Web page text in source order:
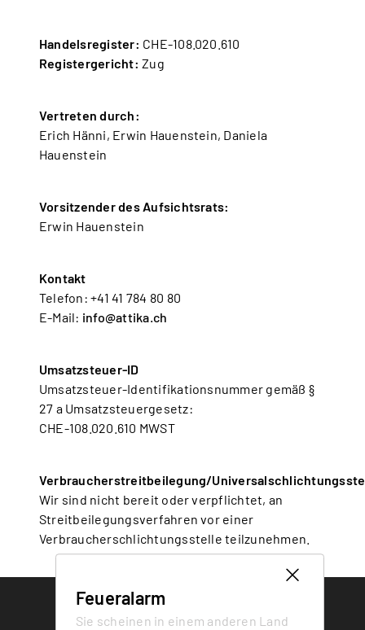
Global | english
Feueralarm
Sie scheinen in einem anderen Land
Handelsregister: CHE-108.020.610
Registergericht: Zug
Vertreten durch:
Erich Hänni, Erwin Hauenstein, Daniela
Hauenstein
Vorsitzender des Aufsichtsrats:
Erwin Hauenstein
Kontakt
Telefon: +41 41 784 80 80
E-Mail: info@attika.ch
Umsatzsteuer-ID
Umsatzsteuer-Identifikationsnummer gemäß §
27 a Umsatzsteuergesetz:
CHE-108.020.610 MWST
Verbraucherstreitbeilegung/
Wir sind nicht bereit oder verpflichtet, an
Streitbeilegungsverfahren vor einer
Verbraucherschlichtungsstelle teilzunehmen.